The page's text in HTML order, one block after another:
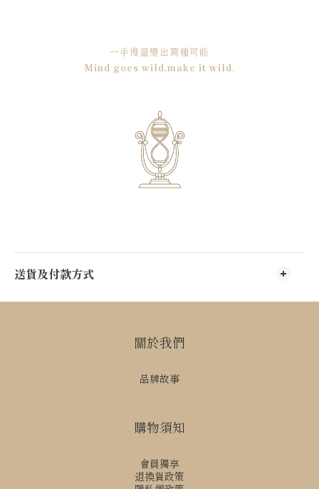
一手慢溫變出萬種可能
Mind goes wild,make it wild.
送貨及付款方式
關於我們
品牌故事
購物須知
會員獨享
退換貨政策